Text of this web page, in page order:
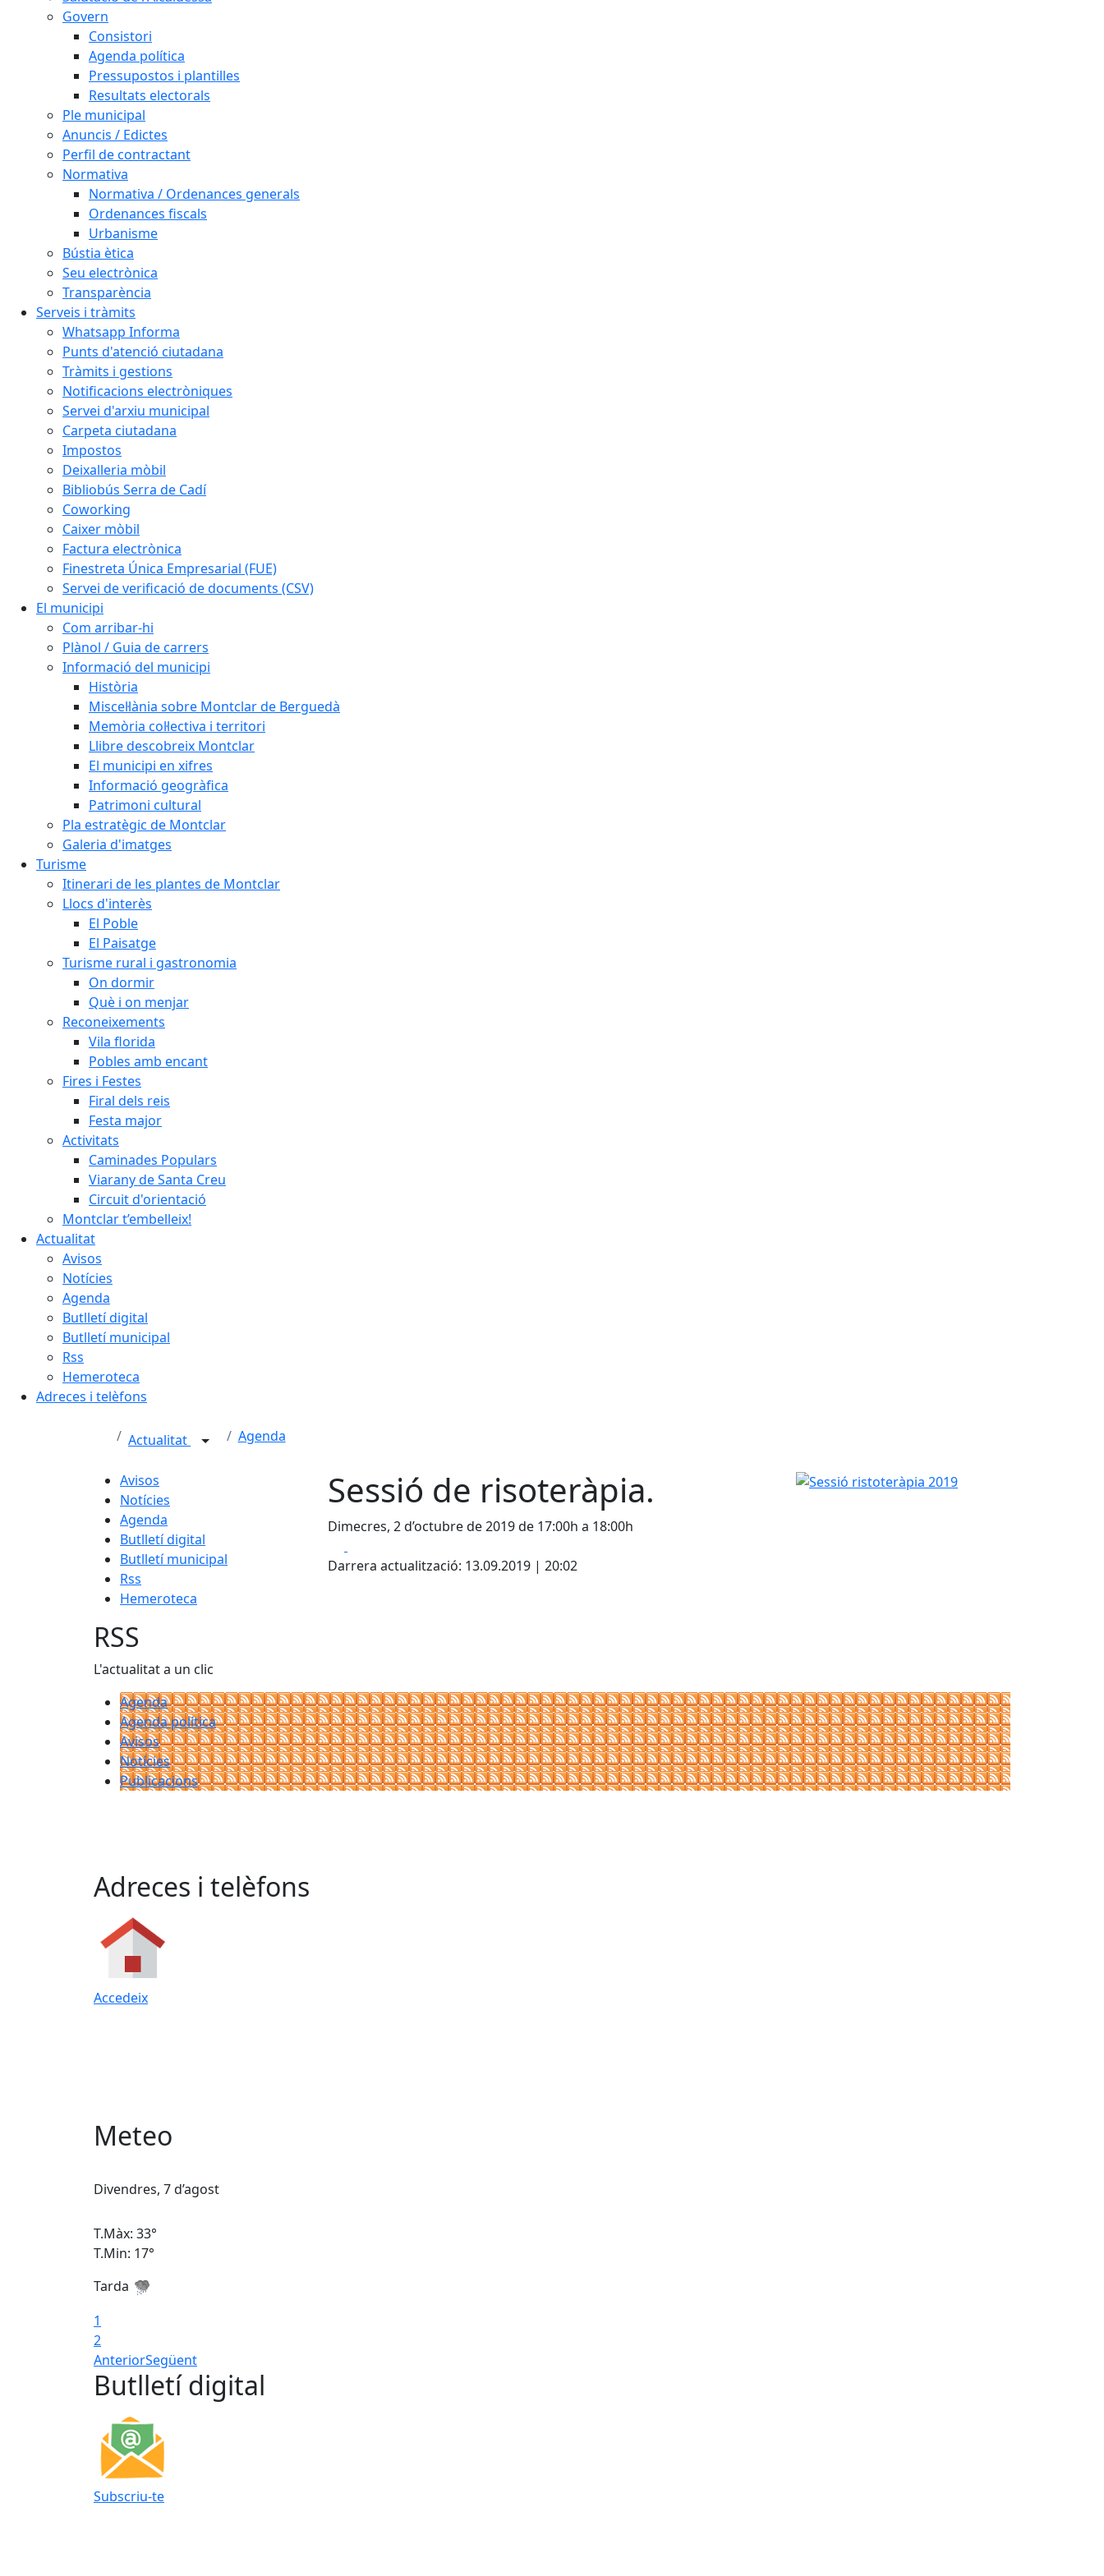
Govern
Consistori
Agenda política
Pressupostos i plantilles
Resultats electorals
Ple municipal
Anuncis / Edictes
Perfil de contractant
Normativa
Normativa / Ordenances generals
Ordenances fiscals
Urbanisme
Bústia ètica
Seu electrònica
Transparència
Serveis i tràmits
Whatsapp Informa
Punts d'atenció ciutadana
Tràmits i gestions
Notificacions electròniques
Servei d'arxiu municipal
Carpeta ciutadana
Impostos
Deixalleria mòbil
Bibliobús Serra de Cadí
Coworking
Caixer mòbil
Factura electrònica
Finestreta Única Empresarial (FUE)
Servei de verificació de documents (CSV)
El municipi
Com arribar-hi
Plànol / Guia de carrers
Informació del municipi
Història
Miscel·lània sobre Montclar de Berguedà
Memòria col·lectiva i territori
Llibre descobreix Montclar
El municipi en xifres
Informació geogràfica
Patrimoni cultural
Pla estratègic de Montclar
Galeria d'imatges
Turisme
Itinerari de les plantes de Montclar
Llocs d'interès
El Poble
El Paisatge
Turisme rural i gastronomia
On dormir
Què i on menjar
Reconeixements
Vila florida
Pobles amb encant
Fires i Festes
Firal dels reis
Festa major
Activitats
Caminades Populars
Viarany de Santa Creu
Circuit d'orientació
Montclar t’embelleix!
Actualitat
Avisos
Notícies
Agenda
Butlletí digital
Butlletí municipal
Rss
Hemeroteca
Adreces i telèfons
Actualitat Agenda
Avisos
Notícies
Agenda
Butlletí digital
Butlletí municipal
Rss
Hemeroteca
Sessió de risoteràpia.
Dimecres, 2 d’octubre de 2019 de 17:00h a 18:00h
Darrera actualització: 13.09.2019 | 20:02
Sessió ristoteràpia 2019
RSS
L'actualitat a un clic
Agenda
Agenda política
Avisos
Notícies
Publicacions
Adreces i telèfons
Accedeix
Meteo
Divendres, 7 d’agost
T.Màx: 33°
T.Min: 17°
Tarda
1
2
AnteriorSegüent
Butlletí digital
Subscriu-te